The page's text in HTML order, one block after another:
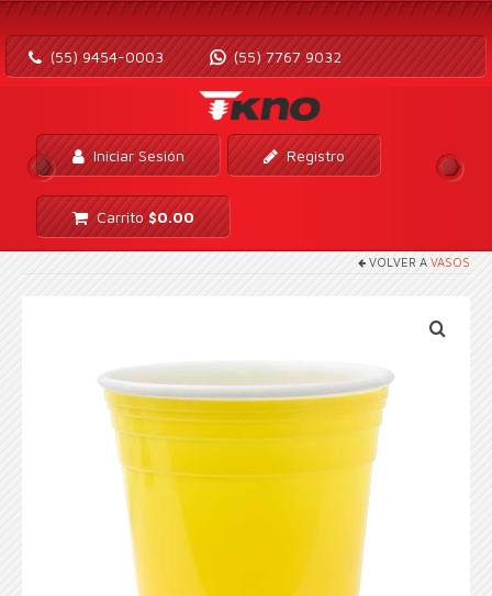
(55) 9454-0003 (55) 7767 9032
Iniciar Sesión Registro
Carrito $0.00
VOLVER A VASOS